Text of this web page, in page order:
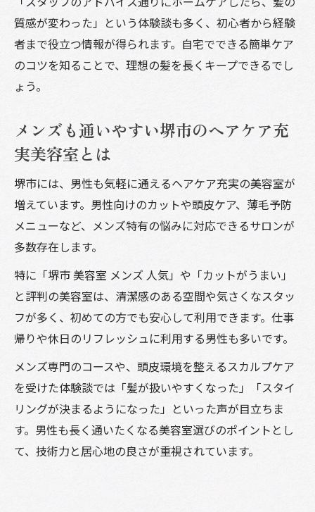
質感が変わった」という体験談も多く、初心者から経験
者まで役立つ情報が得られます。自宅でできる簡単ケア
のコツを知ることで、理想の髪を長くキープできるでし
ょう。
メンズも通いやすい堺市のヘアケア充
実美容室とは
堺市には、男性も気軽に通えるヘアケア充実の美容室が
増えています。男性向けのカットや頭皮ケア、薄毛予防
メニューなど、メンズ特有の悩みに対応できるサロンが
多数存在します。
特に「堺市 美容室 メンズ 人気」や「カットがうまい」
と評判の美容室は、清潔感のある空間や気さくなスタッ
フが多く、初めての方でも安心して利用できます。仕事
帰りや休日のリフレッシュに利用する男性も多いです。
メンズ専門のコースや、頭皮環境を整えるスカルプケア
を受けた体験談では「髪が扱いやすくなった」「スタイ
リングが決まるようになった」といった声が目立ちま
す。男性も長く通いたくなる美容室選びのポイントとし
て、技術力と居心地の良さが重視されています。